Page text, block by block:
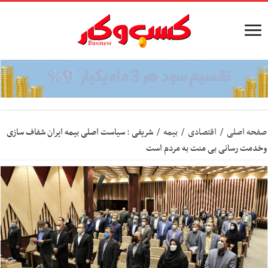
صفحه اصلی / اقتصادی / بیمه / شریفی : سیاست اصلی بیمه ایران شفاف سازی
وخدمت رسانی بی منت به مردم است